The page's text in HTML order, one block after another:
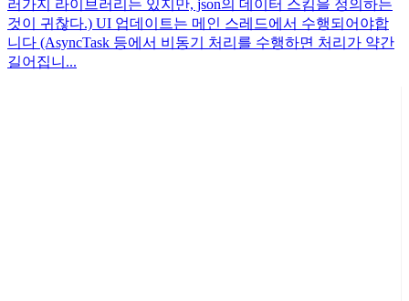
러가지 라이브러리는 있지만, json의 데이터 스킴을 정의하는
것이 귀찮다.) UI 업데이트는 메인 스레드에서 수행되어야합
니다 (AsyncTask 등에서 비동기 처리를 수행하면 처리가 약간
길어집니...